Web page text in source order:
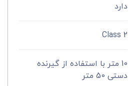
دارد
Class 2
10 متر با استفاده از گیرنده
دستی 50 متر